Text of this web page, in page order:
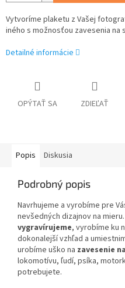
Vytvoríme plaketu z Vašej
iného s možnosťou zavesenia
Detailné informácie
OPÝTAŤ SA ZDIEĽAŤ
Popis Diskusia
Podrobný popis
Navrhujeme a vyrobíme pre
nevšedných dizajnov na
vygravírujeme, vyrobíme ku
dokonalejší vzhľad a
urobíme uško na zavesenie
lokomotívu, ľudí, psíka,
potrebujete.